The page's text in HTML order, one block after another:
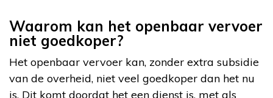
Waarom kan het openbaar vervoer
niet goedkoper?
Het openbaar vervoer kan, zonder extra subsidie
van de overheid, niet veel goedkoper dan het nu
is. Dit komt doordat het een dienst is, met als